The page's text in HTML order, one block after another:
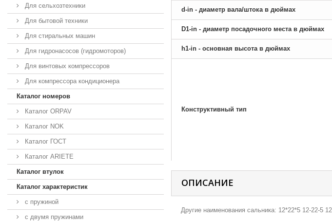
Для сельхозтехники
Для бытовой техники
Для стиральных машин
Для гидронасосов (гидромоторов)
Для винтовых компрессоров
Для компрессора кондиционера
Каталог номеров
Каталог ORPAV
Каталог NOK
Каталог ГОСТ
Каталог ARIETE
Каталог втулок
Каталог характеристик
с пружиной
с двумя пружинами
d-in - диаметр вала/штока в дюймах
D1-in - диаметр посадочного места в дюймах
h1-in - основная высота в дюймах
Конструктивный тип
ОПИСАНИЕ
Другие наименования сальника: 12*22*5 12-22-5